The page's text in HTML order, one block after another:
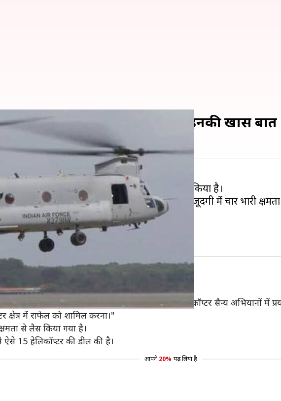
हुए चार चिनूक हेलिकॉप्टर, जानिये इनकी खास बातें
देते हुए चार चिनूक हेलिकॉप्टर को अपने बेड़े में शामिल किया है।
है। चंडीगढ़ में वायुसेना प्रमुख बीएस धनोआ की मौजूदगी में चार भारी
हुए कहा कि ये हेलिकॉप्टर देश की धरोहर है।
में बताते हुए वायुसेना प्रमुख धनोआ ने कहा कि चिनूक हेलिकॉप्टर सैन्य अभियानों में
में राफेल को शामिल करना।"
से लैस किया गया है।
15 हेलिकॉप्टर की डील की है।
आपने 20% पढ़ लिया है